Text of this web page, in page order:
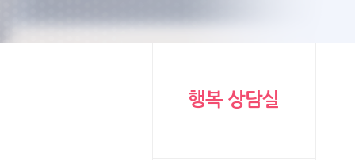
행복 상담실